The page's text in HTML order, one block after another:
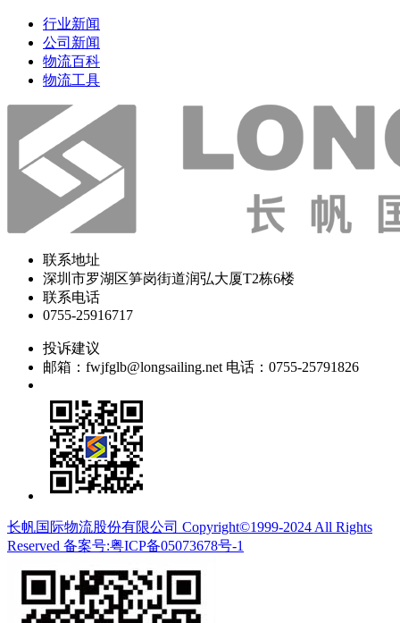
行业新闻
公司新闻
物流百科
物流工具
联系地址
深圳市罗湖区笋岗街道润弘大厦T2栋6楼
联系电话
0755-25916717
投诉建议
邮箱：fwjfglb@longsailing.net 电话：0755-25791826
长帆国际物流股份有限公司 Copyright©1999-2024 All Rights
Reserved 备案号:粤ICP备05073678号-1